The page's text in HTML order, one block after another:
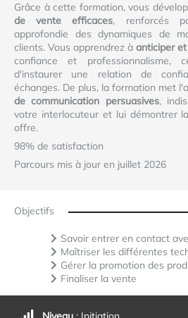
Grâce à cette formation, vous
de vente efficaces, renforcés
approfondie des dynamiques de
clients. Vous apprendrez à anticiper
confiance et professionnalisme,
d'instaurer une relation de
échanges. De plus, la formation met
de communication persuasives,
votre interlocuteur et lui démontrer
offre.
98% de satisfaction
Parcours mis à jour en juillet 2026
Objectifs
Savoir entrer en contact
Maîtriser les différentes
Gérer la promotion des
Finaliser la vente